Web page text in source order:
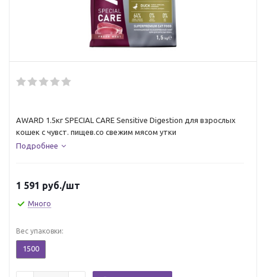
AWARD 1.5кг SPECIAL CARE Sensitive Digestion для взрослых
кошек с чувст. пищев.со свежим мясом утки
Подробнее
1 591 руб./шт
Много
Вес упаковки:
1500